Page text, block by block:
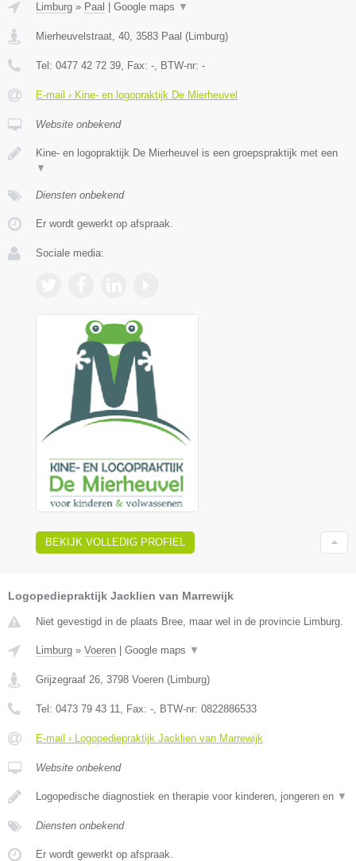
Limburg » Paal Google maps ▼
Mierheuvelstraat, 40, 3583 Paal (Limburg)
Tel: 0477 42 72 39, Fax: -, BTW-nr: -
E-mail › Kine- en logopraktijk De Mierheuvel
Website onbekend
Kine- en logopraktijk De Mierheuvel is een groepspraktijk met een
▼
Diensten onbekend
Er wordt gewerkt op afspraak.
Sociale media:
BEKIJK VOLLEDIG PROFIEL
Logopediepraktijk Jacklien van Marrewijk
Niet gevestigd in de plaats Bree, maar wel in de provincie Limburg.
Limburg » Voeren Google maps ▼
Grijzegraaf 26 3798 Voeren ( Limburg)
Tel: 0473 79 43 11 , Fax: - , BTW-nr: 0822886533
E-mail › Logopediepraktijk Jacklien van Marrewijk
Website onbekend
Logopedische diagnostiek en therapie voor kinderen, jongeren en ▼
Diensten onbekend
Er wordt gewerkt op afspraak.